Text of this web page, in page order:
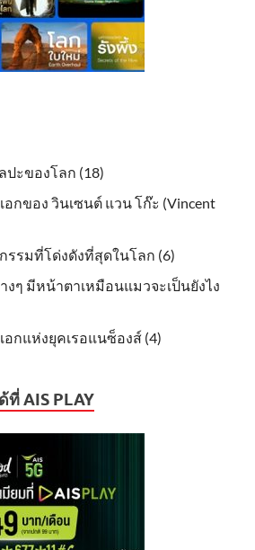
ปะของโลก (18)
กของ วินเซนต์ แวน โก๊ะ (Vincent
รรมที่โด่งดังที่สุดในโลก (6)
ๆ มีหน้าตาเหมือนแมวจะเป็นยังไง
กแห่งยุคเรอแนซ็องส์ (4)
ที่ AIS PLAY